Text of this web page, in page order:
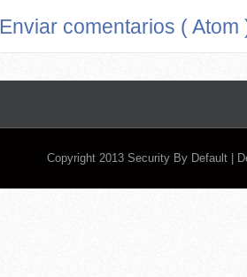
Enviar comentarios ( Atom
Copyright 2013 Security By Default |